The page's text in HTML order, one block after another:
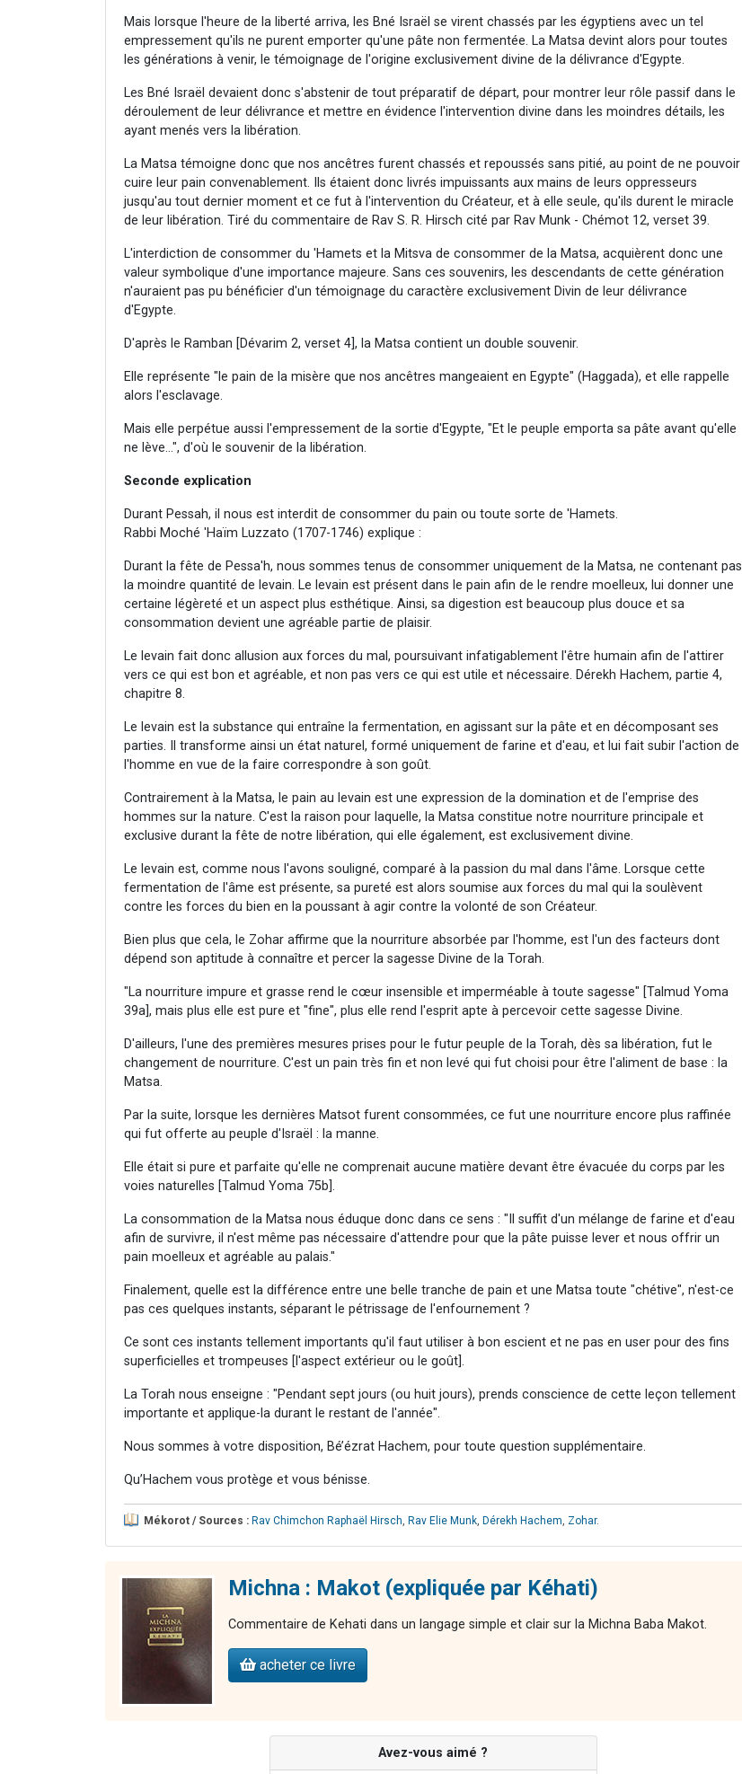
Mais lorsque l'heure de la liberté arriva, les Bné Israël se virent chassés par les égyptiens avec un tel
empressement qu'ils ne purent emporter qu'une pâte non fermentée. La Matsa devint alors pour toutes
les générations à venir, le témoignage de l'origine exclusivement divine de la délivrance d'Egypte.
Les Bné Israël devaient donc s'abstenir de tout préparatif de départ, pour montrer leur rôle passif dans le
déroulement de leur délivrance et mettre en évidence l'intervention divine dans les moindres détails, les
ayant menés vers la libération.
La Matsa témoigne donc que nos ancêtres furent chassés et repoussés sans pitié, au point de ne pouvoir
cuire leur pain convenablement. Ils étaient donc livrés impuissants aux mains de leurs oppresseurs
jusqu'au tout dernier moment et ce fut à l'intervention du Créateur, et à elle seule, qu'ils durent le miracle
de leur libération. Tiré du commentaire de Rav S. R. Hirsch cité par Rav Munk - Chémot 12, verset 39.
L'interdiction de consommer du 'Hamets et la Mitsva de consommer de la Matsa, acquièrent donc une
valeur symbolique d'une importance majeure. Sans ces souvenirs, les descendants de cette génération
n'auraient pas pu bénéficier d'un témoignage du caractère exclusivement Divin de leur délivrance
d'Egypte.
D'après le Ramban [Dévarim 2, verset 4], la Matsa contient un double souvenir.
Elle représente "le pain de la misère que nos ancêtres mangeaient en Egypte" (Haggada), et elle rappelle
alors l'esclavage.
Mais elle perpétue aussi l'empressement de la sortie d'Egypte, "Et le peuple emporta sa pâte avant qu'elle
ne lève…", d'où le souvenir de la libération.
Seconde explication
Durant Pessah, il nous est interdit de consommer du pain ou toute sorte de 'Hamets.
Rabbi Moché 'Haïm Luzzato (1707-1746) explique :
Durant la fête de Pessa'h, nous sommes tenus de consommer uniquement de la Matsa, ne contenant pas
la moindre quantité de levain. Le levain est présent dans le pain afin de le rendre moelleux, lui donner une
certaine légèreté et un aspect plus esthétique. Ainsi, sa digestion est beaucoup plus douce et sa
consommation devient une agréable partie de plaisir.
Le levain fait donc allusion aux forces du mal, poursuivant infatigablement l'être humain afin de l'attirer
vers ce qui est bon et agréable, et non pas vers ce qui est utile et nécessaire. Dérekh Hachem, partie 4,
chapitre 8.
Le levain est la substance qui entraîne la fermentation, en agissant sur la pâte et en décomposant ses
parties. Il transforme ainsi un état naturel, formé uniquement de farine et d'eau, et lui fait subir l'action de
l'homme en vue de la faire correspondre à son goût.
Contrairement à la Matsa, le pain au levain est une expression de la domination et de l'emprise des
hommes sur la nature. C'est la raison pour laquelle, la Matsa constitue notre nourriture principale et
exclusive durant la fête de notre libération, qui elle également, est exclusivement divine.
Le levain est, comme nous l'avons souligné, comparé à la passion du mal dans l'âme. Lorsque cette
fermentation de l'âme est présente, sa pureté est alors soumise aux forces du mal qui la soulèvent
contre les forces du bien en la poussant à agir contre la volonté de son Créateur.
Bien plus que cela, le Zohar affirme que la nourriture absorbée par l'homme, est l'un des facteurs dont
dépend son aptitude à connaître et percer la sagesse Divine de la Torah.
"La nourriture impure et grasse rend le cœur insensible et imperméable à toute sagesse" [Talmud Yoma
39a], mais plus elle est pure et "fine", plus elle rend l'esprit apte à percevoir cette sagesse Divine.
D'ailleurs, l'une des premières mesures prises pour le futur peuple de la Torah, dès sa libération, fut le
changement de nourriture. C'est un pain très fin et non levé qui fut choisi pour être l'aliment de base : la
Matsa.
Par la suite, lorsque les dernières Matsot furent consommées, ce fut une nourriture encore plus raffinée
qui fut offerte au peuple d'Israël : la manne.
Elle était si pure et parfaite qu'elle ne comprenait aucune matière devant être évacuée du corps par les
voies naturelles [Talmud Yoma 75b].
La consommation de la Matsa nous éduque donc dans ce sens : "Il suffit d'un mélange de farine et d'eau
afin de survivre, il n'est même pas nécessaire d'attendre pour que la pâte puisse lever et nous offrir un
pain moelleux et agréable au palais."
Finalement, quelle est la différence entre une belle tranche de pain et une Matsa toute "chétive", n'est-ce
pas ces quelques instants, séparant le pétrissage de l'enfournement ?
Ce sont ces instants tellement importants qu'il faut utiliser à bon escient et ne pas en user pour des fins
superficielles et trompeuses [l'aspect extérieur ou le goût].
La Torah nous enseigne : "Pendant sept jours (ou huit jours), prends conscience de cette leçon tellement
importante et applique-la durant le restant de l'année".
Nous sommes à votre disposition, Bé’ézrat Hachem, pour toute question supplémentaire.
Qu’Hachem vous protège et vous bénisse.
Mékorot / Sources : Rav Chimchon Raphaël Hirsch Rav Elie Munk Dérekh Hachem Zohar.
Michna : Makot (expliquée par Kéhati)
Commentaire de Kehati dans un langage simple et clair sur la Michna Baba Makot.
acheter ce livre
Avez-vous aimé ?